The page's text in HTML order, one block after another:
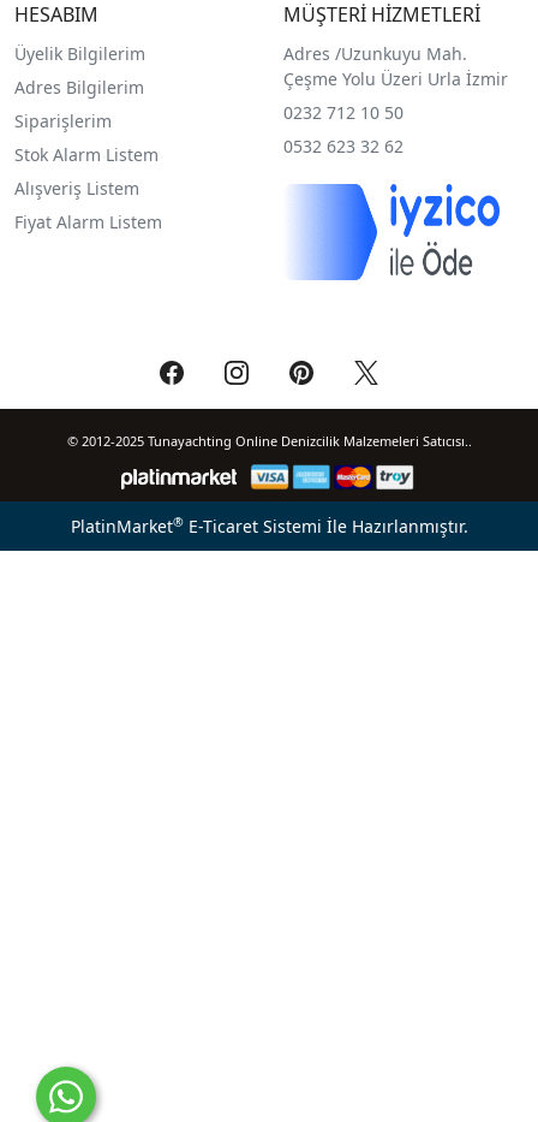
HESABIM
Üyelik Bilgilerim
Adres Bilgilerim
Siparişlerim
Stok Alarm Listem
Alışveriş Listem
Fiyat Alarm Listem
MÜŞTERİ HİZMETLERİ
Adres /Uzunkuyu Mah.
Çeşme Yolu Üzeri Urla İzmir
0232 712 10 50
0532 623 32 62
© 2012-2025 Tunayachting Online Denizcilik Malzemeleri Satıcısı..
PlatinMarket®E-Ticaret Sistemi İle Hazırlanmıştır.